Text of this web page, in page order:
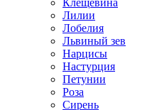
Клещевина
Лилии
Лобелия
Львиный зев
Нарцисы
Настурция
Петунии
Роза
Сирень